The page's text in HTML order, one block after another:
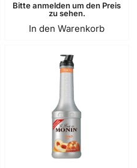
Bitte anmelden um den Preis
zu sehen.
In den Warenkorb